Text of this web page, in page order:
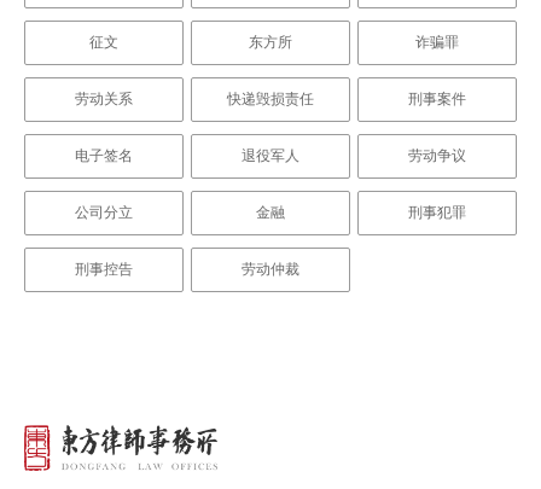
征文 东方所 诈骗罪
劳动关系 快递毁损责任 刑事案件
电子签名 退役军人 劳动争议
公司分立 金融 刑事犯罪
刑事控告 劳动仲裁